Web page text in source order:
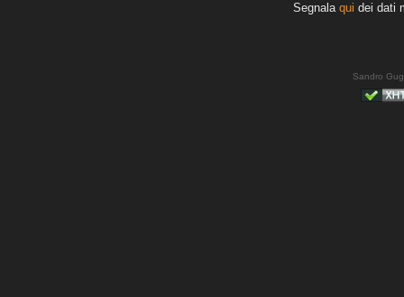
Segnala qui dei dati
Sandro